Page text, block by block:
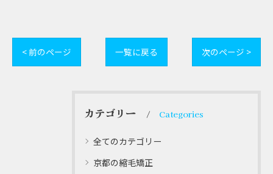
< 前のページ 一覧に戻る 次のページ >
カテゴリー Categories
全てのカテゴリー
京都の縮毛矯正